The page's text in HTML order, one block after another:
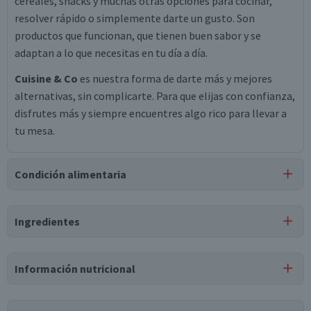
resolver rápido o simplemente darte un gusto. Son
productos que funcionan, que tienen buen sabor y se
adaptan a lo que necesitas en tu día a día.
Cuisine & Co es nuestra forma de darte más y mejores
alternativas, sin complicarte. Para que elijas con confianza,
disfrutes más y siempre encuentres algo rico para llevar a
tu mesa.
Condición alimentaria
Ingredientes
Información nutricional